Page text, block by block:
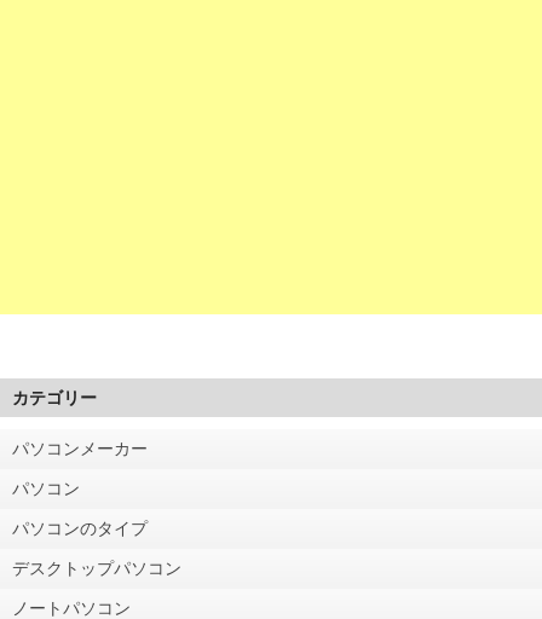
カテゴリー
パソコンメーカー
パソコン
パソコンのタイプ
デスクトップパソコン
ノートパソコン